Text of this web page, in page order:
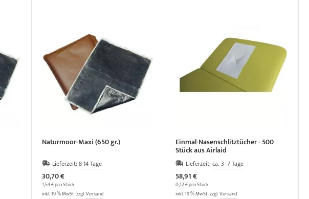
Naturmoor-Maxi (650 gr.)
Lieferzeit:8-14 Tage
30,70 €
1,54 € pro Stück
inkl. 19 % MwSt. zzgl.Versand
Einmal-Nasenschlitztücher - 500
Stück aus Airlaid
Lieferzeit: ca. 3- 7 Tage
58,91 €
0,12 € pro Stück
inkl. 19 % MwSt. zzgl.Versand